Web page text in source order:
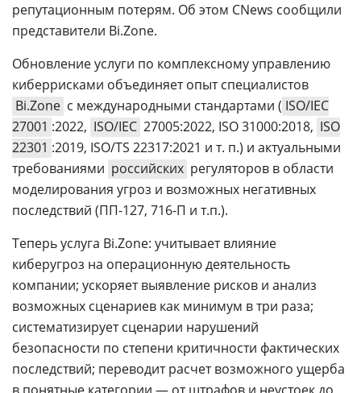
репутационным потерям. Об этом CNews сообщили
представители Bi.Zone.
Обновление услуги по комплексному управлению
киберрисками объединяет опыт специалистов
Bi.Zone с международными стандартами ( ISO/IEC
27001 :2022, ISO/IEC 27005:2022, ISO 31000:2018, ISO
22301 :2019, ISO/TS 22317:2021 и т. п.) и актуальными
требованиями российских регуляторов в области
моделирования угроз и возможных негативных
последствий (ПП-127, 716-П и т.п.).
Теперь услуга Bi.Zone: учитывает влияние
киберугроз на операционную деятельность
компании; ускоряет выявление рисков и анализ
возможных сценариев как минимум в три раза;
систематизирует сценарии нарушений
безопасности по степени критичности фактических
последствий; переводит расчет возможного ущерба